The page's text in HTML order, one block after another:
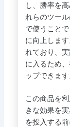
し、勝率を
れらのツー
で使うこと
に向上しま
れており、
に入るため
ップできます
この商品を
きな効果を
を投入する